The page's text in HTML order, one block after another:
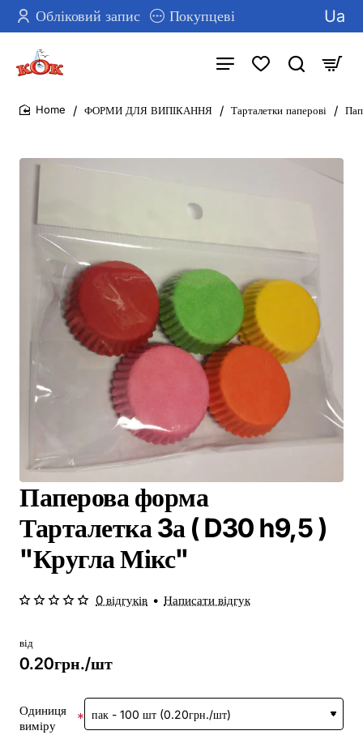
Обліковий запис Покупцеві Ua
ФОРМИ ДЛЯ ВИПІКАННЯ Тарталетки паперові
Паперова форма
Тарталетка 3а ( D30 h9,5 )
"Кругла Мікс"
0 відгуків • Написати відгук
від
0.20грн./шт
Одиниця
виміру